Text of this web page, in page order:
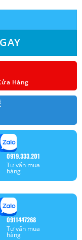
Hàng
0919.333.201
Tư vấn mua
hàng
0911447268
Tư vấn mua
hàng